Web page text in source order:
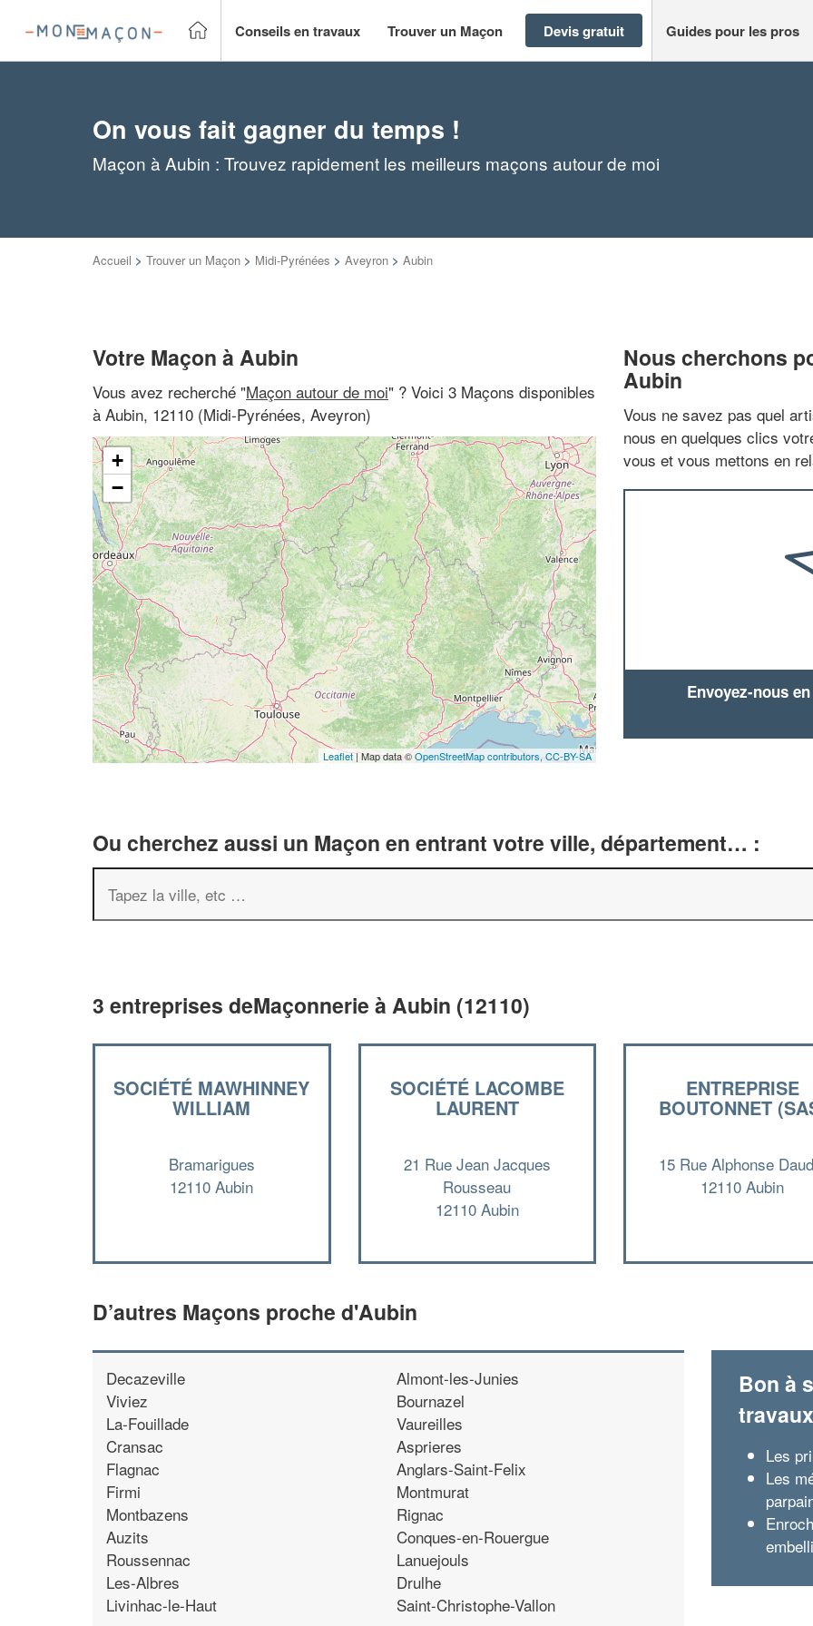
Conseils en travaux Trouver un Maçon Devis gratuit Guides pour les pros
On vous fait gagner du temps !
Maçon à Aubin : Trouvez rapidement les meilleurs maçons autour de moi
Accueil > Trouver un Maçon > Midi-Pyrénées > Aveyron > Aubin
Votre Maçon à Aubin
Vous avez recherché "Maçon autour de moi" ? Voici 3 Maçons disponibles
à Aubin, 12110 (Midi-Pyrénées, Aveyron)
+
−
Leaflet| Map data ©OpenStreetMap contributors, CC-BY-SA
Nous cherchons
Aubin
Vous ne savez pas quel
nous en quelques clics
vous et vous mettons en
Envoyez-nous
Ou cherchez aussi un Maçon en entrant votre ville, département… :
3 entreprises deMaçonnerie à Aubin (12110)
SOCIÉTÉ MAWHINNEY
WILLIAM
Bramarigues
12110 Aubin
SOCIÉTÉ LACOMBE
LAURENT
21 Rue Jean Jacques
Rousseau
12110 Aubin
ENTREPRISE
BOUTONNET
15 Rue Alphonse
12110 Aubin
D’autres Maçons proche d'Aubin
Decazeville
Viviez
La-Fouillade
Cransac
Flagnac
Firmi
Montbazens
Auzits
Roussennac
Les-Albres
Livinhac-le-Haut
Almont-les-Junies
Bournazel
Vaureilles
Asprieres
Anglars-Saint-Felix
Montmurat
Rignac
Conques-en-Rouergue
Lanuejouls
Drulhe
Saint-Christophe-Vallon
Bon à
travaux
Les
Les